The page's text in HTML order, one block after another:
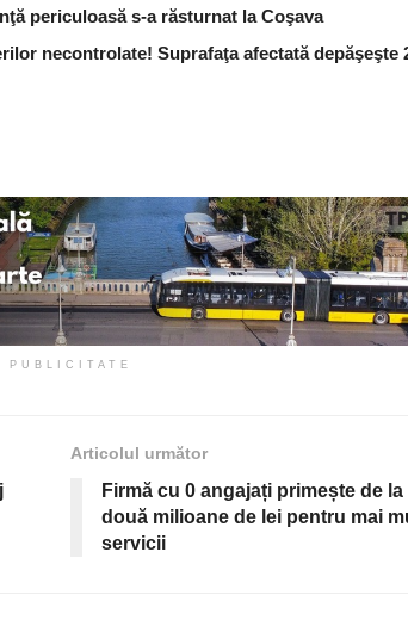
periculoasă s-a răsturnat la Coşava
necontrolate! Suprafaţa afectată depăşeşte
PUBLICITATE
Articolul următor
Firmă cu 0 angajați primește de
două milioane de lei pentru mai
servicii